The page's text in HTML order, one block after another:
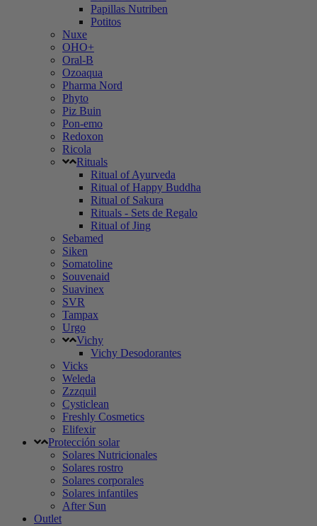
Papillas Nutriben
Potitos
Nuxe
OHO+
Oral-B
Ozoaqua
Pharma Nord
Phyto
Piz Buin
Pon-emo
Redoxon
Ricola
Rituals
Ritual of Ayurveda
Ritual of Happy Buddha
Ritual of Sakura
Rituals - Sets de Regalo
Ritual of Jing
Sebamed
Siken
Somatoline
Souvenaid
Suavinex
SVR
Tampax
Urgo
Vichy
Vichy Desodorantes
Vicks
Weleda
Zzzquil
Cysticlean
Freshly Cosmetics
Elifexir
Protección solar
Solares Nutricionales
Solares rostro
Solares corporales
Solares infantiles
After Sun
Outlet